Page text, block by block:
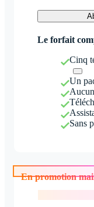
Le forfait
Cinq
Un
Sans
En promotion